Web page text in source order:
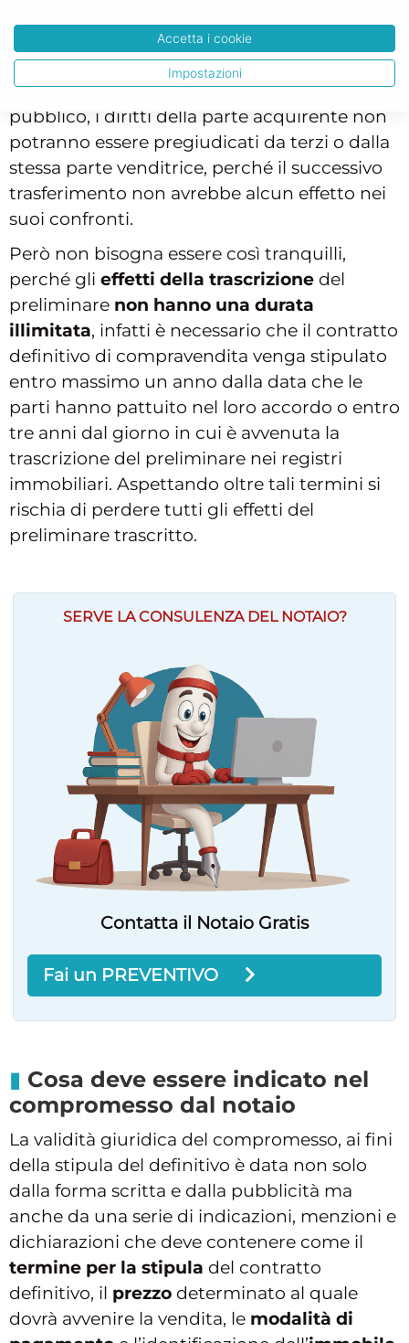
preliminare ed il contratto definitivo,
l’immobile ad un’altra persona, grazie alla
trascrizione del preliminare in forma di atto
pubblico, i diritti della parte acquirente non
potranno essere pregiudicati da terzi o dalla
stessa parte venditrice, perché il successivo
trasferimento non avrebbe alcun effetto nei
suoi confronti.
Però non bisogna essere così tranquilli,
perché gli effetti della trascrizione del
preliminare non hanno una durata
illimitata, infatti è necessario che il contratto
definitivo di compravendita venga stipulato
entro massimo un anno dalla data che le
parti hanno pattuito nel loro accordo o entro
tre anni dal giorno in cui è avvenuta la
trascrizione del preliminare nei registri
immobiliari. Aspettando oltre tali termini si
rischia di perdere tutti gli effetti del
preliminare trascritto.
SERVE LA CONSULENZA DEL NOTAIO?
Contatta il Notaio Gratis
Fai un PREVENTIVO
Cosa deve essere indicato nel
compromesso dal notaio
La validità giuridica del compromesso, ai fini
della stipula del definitivo è data non solo
dalla forma scritta e dalla pubblicità ma
anche da una serie di indicazioni, menzioni e
dichiarazioni che deve contenere come il
termine per la stipula del contratto
definitivo, il prezzo determinato al quale
dovrà avvenire la vendita, le modalità di
Accetta i cookie
Impostazioni